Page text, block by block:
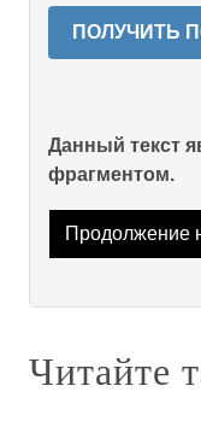
ПОЛУЧИТЬ
Данный текст
фрагментом.
Продолжение
Читайте